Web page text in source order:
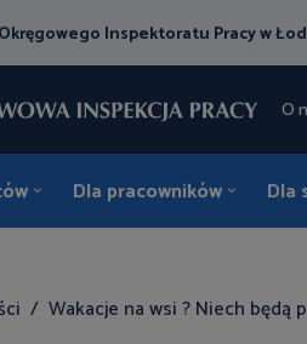
Okręgowego Inspektoratu Pracy w
O
Dla pracowników Dla
Wakacje na wsi ? Niech będą